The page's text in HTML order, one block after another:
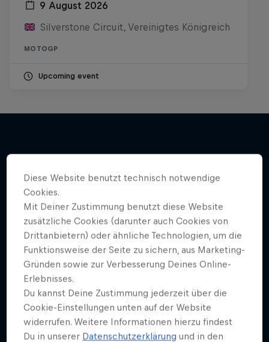
9 August 2026
Silverstone Circuit, Vereinigtes Königreich
MOTOGP
Upcoming event
Diese Website benutzt technisch notwendige
Cookies.
Mit Deiner Zustimmung benutzt diese Website
zusätzliche Cookies (darunter auch Cookies von
Drittanbietern) oder ähnliche Technologien, um die
Funktionsweise der Seite zu sichern, aus Marketing-
Gründen sowie zur Verbesserung Deines Online-
Erlebnisses.
Du kannst Deine Zustimmung jederzeit über die
Cookie-Einstellungen unten auf der Website
widerrufen. Weitere Informationen hierzu findest
Du in unserer Datenschutzerklärung und in den